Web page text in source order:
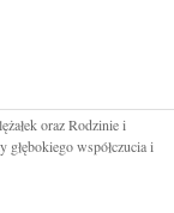
oraz Rodzinie i
współczucia i